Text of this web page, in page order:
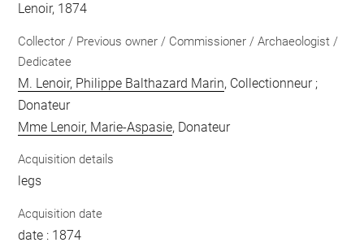
Lenoir, 1874
Collector / Previous owner / Commissioner / Archaeologist /
Dedicatee
M. Lenoir, Philippe Balthazard Marin, Collectionneur ;
Donateur
Mme Lenoir, Marie-Aspasie, Donateur
Acquisition details
legs
Acquisition date
date : 1874